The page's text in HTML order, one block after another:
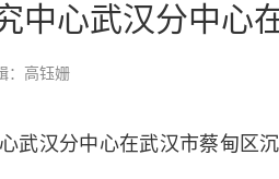
中心武汉分中心
：高钰姗
汉分中心在武汉市蔡甸区沉